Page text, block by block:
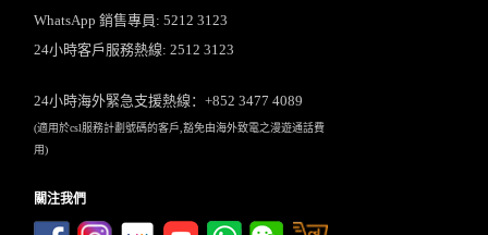
WhatsApp 銷售專員: 5212 3123
24小時客戶服務熱線: 2512 3123
24小時海外緊急支援熱線：+852 3477 4089
(適用於csl服務計劃號碼的客戶,豁免由海外致電之漫遊通話費
用)
關注我們